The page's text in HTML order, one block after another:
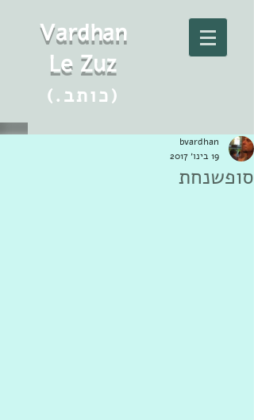
Vardhan
Le Zuz
(.כותב)
סופשנחת
bvardhan
19 בינו׳ 2017